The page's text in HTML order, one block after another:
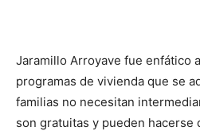
Jaramillo Arroyave fue enfático
programas de vivienda que se
familias no necesitan
son gratuitas y pueden hacerse